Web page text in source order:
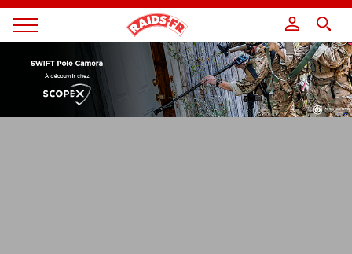
Magazine
Panneau de gestion des cookies